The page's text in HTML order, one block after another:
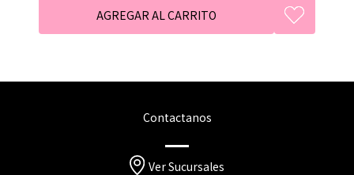
Contactanos
Ver Sucursales